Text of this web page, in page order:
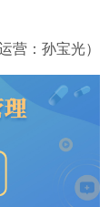
运营：孙宝光）